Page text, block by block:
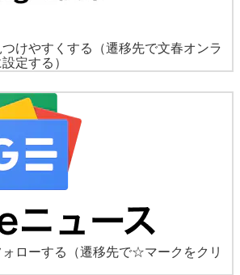
けやすくする
（遷移先で文春オンラ
定する）
ローする
（遷移先で☆マークをクリ